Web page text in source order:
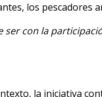
los pescadores
ser con la
la iniciativa